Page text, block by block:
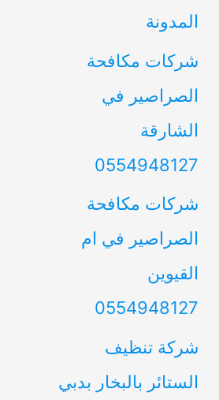
المدونة
شركات مكافحة
الصراصير في
الشارقة
0554948127
شركات مكافحة
الصراصير في ام
القيوين
0554948127
شركة تنظيف
الستائر بالبخار بدبي